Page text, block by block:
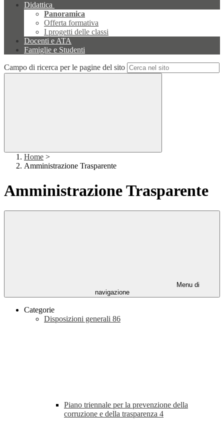
Didattica
Panoramica
Offerta formativa
I progetti delle classi
Docenti e ATA
Famiglie e Studenti
Campo di ricerca per le pagine del sito
Home >
Amministrazione Trasparente
Amministrazione Trasparente
Menu di
navigazione
Categorie
Disposizioni generali 86
Piano triennale per la prevenzione della
corruzione e della trasparenza 4